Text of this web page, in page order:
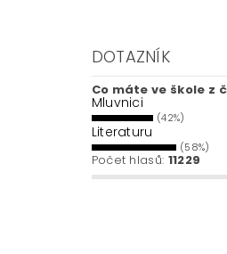
DOTAZNÍK
Co máte ve škole z
Mluvnici
(42%)
Literaturu
(58%)
Počet hlasů: 11229